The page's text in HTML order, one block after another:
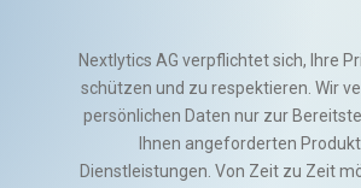
Nextlytics AG verpflichtet sich, Ihre
schützen und zu respektieren. Wir
persönlichen Daten nur zur
Ihnen angeforderten
Dienstleistungen. Von Zeit zu Zeit